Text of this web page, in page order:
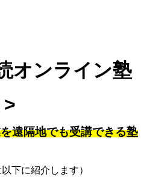
オンライン塾
>
遠隔地でも受講できる塾
下に紹介します）